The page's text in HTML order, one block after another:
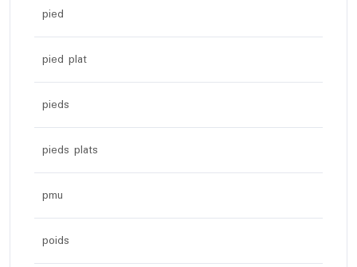
pied
pied plat
pieds
pieds plats
pmu
poids